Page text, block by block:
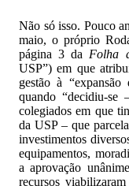
Não só isso. Pouco
maio, o próprio
página 3 da Folha
USP”) em que
gestão à
quando “decidiu-se
colegiados em que
da USP – que
investimentos
equipamentos,
a aprovação
recursos